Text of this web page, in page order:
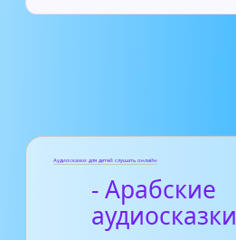
Аудиосказки для детей слушать онлайн
- Арабские
аудиосказки